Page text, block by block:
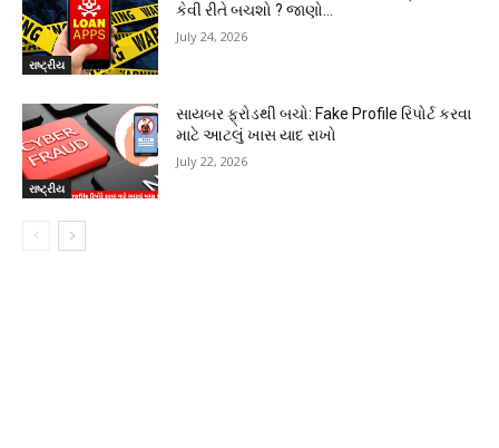
રાષ્ટ્રીય
કેવી રીતે બચશો ? જાણો…
July 24, 2026
રાષ્ટ્રીય
સાયબર ફ્રોડથી બચો: Fake Profile રિપોર્ટ કરવા
માટે આટલું ખાસ યાદ રાખો
July 22, 2026